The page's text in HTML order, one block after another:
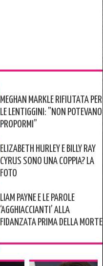
MEGHAN MARKLE RIFIUTATA PER
LE LENTIGGINI: ”NON POTEVANO
PROPORMI”
ELIZABETH HURLEY E BILLY RAY
CYRUS SONO UNA COPPIA? LA
FOTO
LIAM PAYNE E LE PAROLE
‘AGGHIACCIANTI’ ALLA
FIDANZATA PRIMA DELLA MORTE